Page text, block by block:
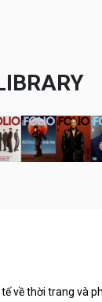
tế về thời trang và